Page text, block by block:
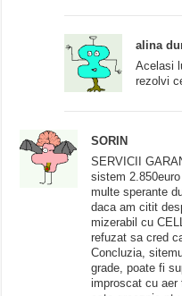
alina
Acelasi
rezolvi
SORIN
SERVICII
sistem 2.850euro
multe sperante
daca am citit
mizerabil cu
refuzat sa cred
Concluzia,
grade, poate fi
improscat cu aer